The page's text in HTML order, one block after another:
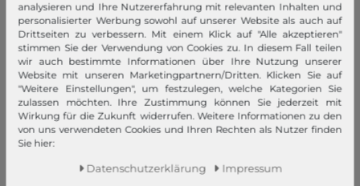
Neukunde?
Informationen
Kontakt
Rücksendung
Rückrufservice
Hilfe & FAQ
Zahlung und Versand
analysieren und Ihre Nutzererfahrung mit relevanten Inhalten und
personalisierter Werbung sowohl auf unserer Website als auch auf
Drittseiten zu verbessern. Mit einem Klick auf "Alle akzeptieren"
stimmen Sie der Verwendung von Cookies zu. In diesem Fall teilen
wir auch bestimmte Informationen über Ihre Nutzung unserer
Website mit unseren Marketingpartnern/Dritten. Klicken Sie auf
"Weitere Einstellungen", um festzulegen, welche Kategorien Sie
zulassen möchten. Ihre Zustimmung können Sie jederzeit mit
Wirkung für die Zukunft widerrufen. Weitere Informationen zu den
von uns verwendeten Cookies und Ihren Rechten als Nutzer finden
Sie hier:
Daten­schutz­erklärung Impressum